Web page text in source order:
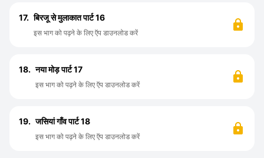
17. बिरजू से मुलाकात पार्ट 16
इस भाग को पढ़ने के लिए ऍप डाउनलोड करें
18. नया मोड़ पार्ट 17
इस भाग को पढ़ने के लिए ऍप डाउनलोड करें
19. जसियां गाँव पार्ट 18
इस भाग को पढ़ने के लिए ऍप डाउनलोड करें